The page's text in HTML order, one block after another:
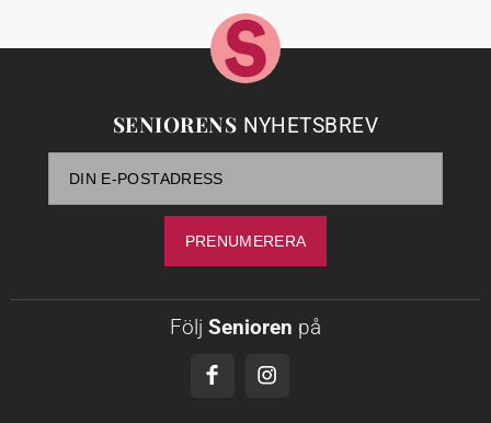
SENIORENS NYHETSBREV
Följ Senioren på